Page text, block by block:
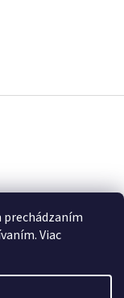
prechádzaním
Viac